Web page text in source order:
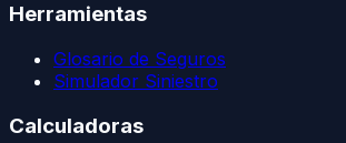
Herramientas
Glosario de Seguros
Simulador Siniestro
Calculadoras